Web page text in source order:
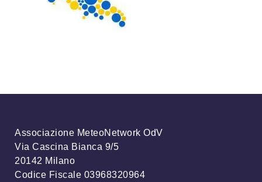
Associazione MeteoNetwork OdV
Via Cascina Bianca 9/5
20142 Milano
Codice Fiscale 03968320964